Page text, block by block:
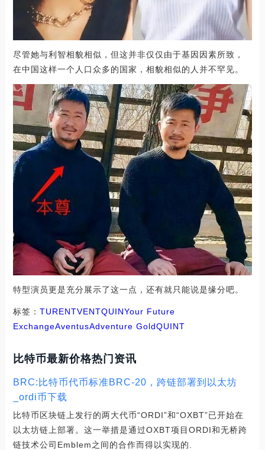
尽管她与利智相貌相似，但这并非仅仅由于基因因素所致，
在中国这样一个人口众多的国家，相貌相似的人并不罕见。
特型演员更是充分展示了这一点，还有就只能说是缘分吧。
标签： TURENTVENTQUINYour Future
ExchangeAventusAdventure GoldQUINT
比特币最新价格热门资讯
BRC:比特币代币标准BRC-20，跨链部署到以太坊
_ordi币下载
比特币区块链上发行的两大代币“ORDI”和“OXBT”已开始在
以太坊链上部署。这一举措是通过OXBT项目ORDI和无桥跨
链技术公司Emblem之间的合作而得以实现的.